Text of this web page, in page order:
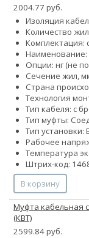
2004.77 руб.
Изоляция
Количество
Комплектация:
Наименование:
Опции: нг (не
Сечение жил,
Страна
Технология
Тип кабеля: с
Тип муфты:
Тип установки:
Рабочее
Температура
Штрих-код:
В корзину
Муфта кабельная
(КВТ)
2599.84 руб.